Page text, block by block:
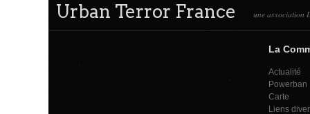
Urban Terror France une association
La
Actualité
Powerban
Carte
Liens